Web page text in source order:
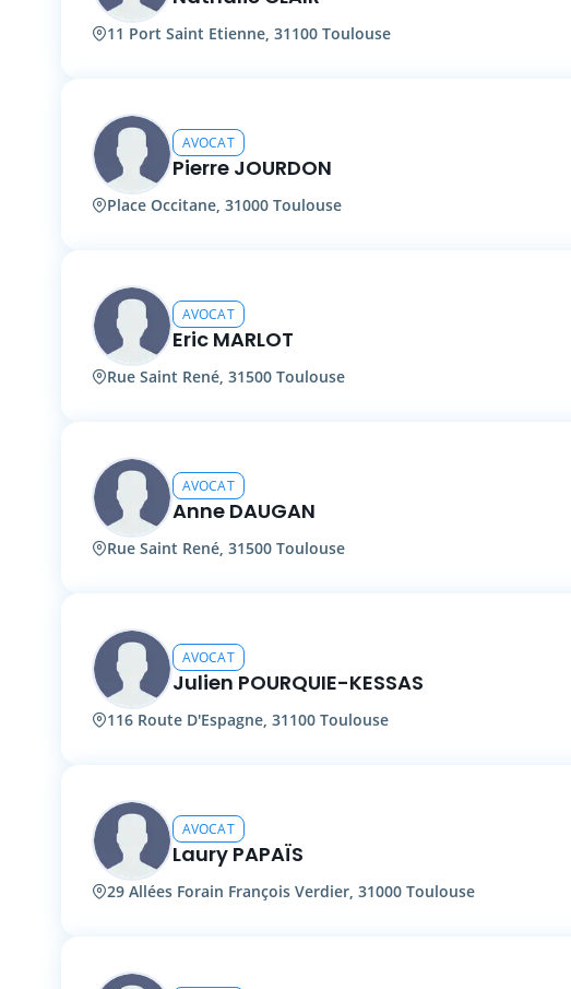
11 Port Saint Etienne, 31100 Toulouse
AVOCAT
Pierre JOURDON
Place Occitane, 31000 Toulouse
AVOCAT
Eric MARLOT
Rue Saint René, 31500 Toulouse
AVOCAT
Anne DAUGAN
Rue Saint René, 31500 Toulouse
AVOCAT
Julien POURQUIE-KESSAS
116 Route D'Espagne, 31100 Toulouse
AVOCAT
Laury PAPAÏS
29 Allées Forain François Verdier, 31000 Toulouse